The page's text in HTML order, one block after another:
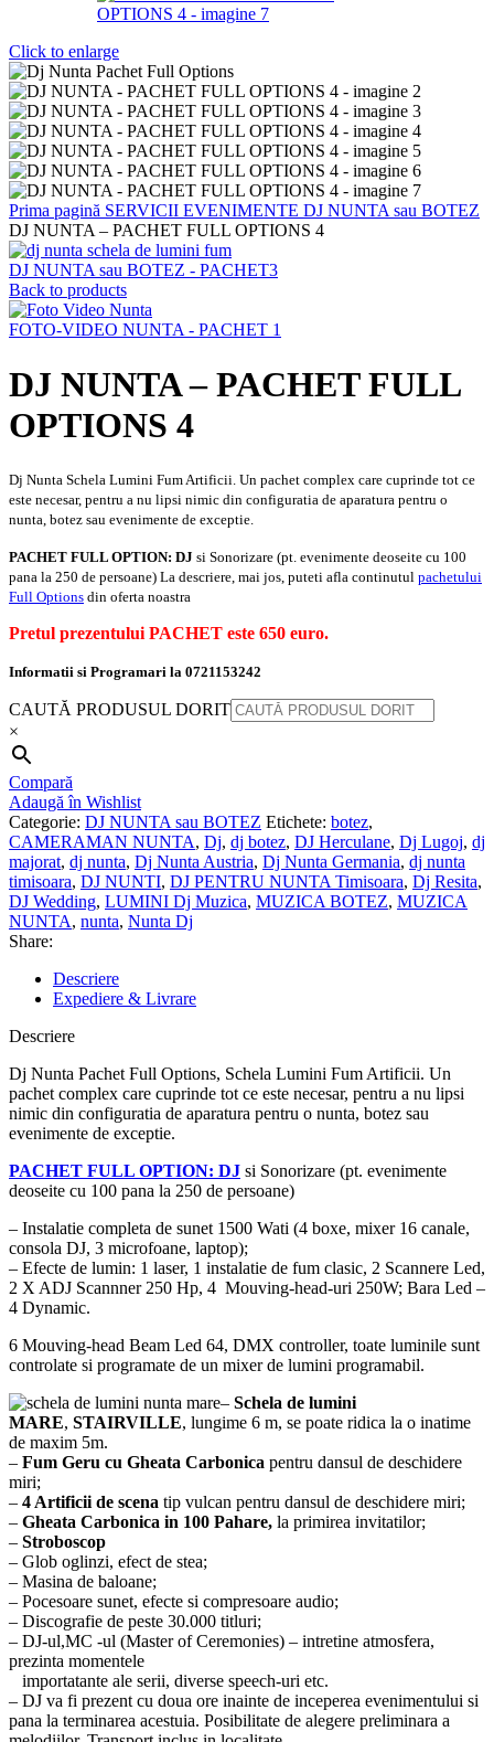
Click to enlarge
Prima pagină SERVICII EVENIMENTE DJ NUNTA sau BOTEZ
DJ NUNTA – PACHET FULL OPTIONS 4
DJ NUNTA sau BOTEZ - PACHET3
Back to products
FOTO-VIDEO NUNTA - PACHET 1
DJ NUNTA – PACHET FULL
OPTIONS 4
Dj Nunta Schela Lumini Fum Artificii. Un pachet complex care cuprinde tot ce
este necesar, pentru a nu lipsi nimic din configuratia de aparatura pentru o
nunta, botez sau evenimente de exceptie.
PACHET FULL OPTION: DJ si Sonorizare (pt. evenimente deoseite cu 100
pana la 250 de persoane) La descriere, mai jos, puteti afla continutul pachetului
Full Options din oferta noastra
Pretul prezentului PACHET este 650 euro.
Informatii si Programari la 0721153242
CAUTĂ PRODUSUL DORIT
×
Compară
Adaugă în Wishlist
Categorie: DJ NUNTA sau BOTEZ Etichete: botez,
CAMERAMAN NUNTA, Dj, dj botez, DJ Herculane, Dj Lugoj, dj
majorat, dj nunta, Dj Nunta Austria, Dj Nunta Germania, dj nunta
timisoara, DJ NUNTI, DJ PENTRU NUNTA Timisoara, Dj Resita,
DJ Wedding, LUMINI Dj Muzica, MUZICA BOTEZ, MUZICA
NUNTA, nunta, Nunta Dj
Share:
Descriere
Expediere & Livrare
Descriere
Dj Nunta Pachet Full Options, Schela Lumini Fum Artificii. Un
pachet complex care cuprinde tot ce este necesar, pentru a nu lipsi
nimic din configuratia de aparatura pentru o nunta, botez sau
evenimente de exceptie.
PACHET FULL OPTION: DJ si Sonorizare (pt. evenimente
deoseite cu 100 pana la 250 de persoane)
– Instalatie completa de sunet 1500 Wati (4 boxe, mixer 16 canale,
consola DJ, 3 microfoane, laptop);
– Efecte de lumin: 1 laser, 1 instalatie de fum clasic, 2 Scannere Led,
2 X ADJ Scannner 250 Hp, 4 Mouving-head-uri 250W; Bara Led –
4 Dynamic.
6 Mouving-head Beam Led 64, DMX controller, toate luminile sunt
controlate si programate de un mixer de lumini programabil.
– Schela de lumini
MARE, STAIRVILLE, lungime 6 m, se poate ridica la o inatime
de maxim 5m.
– Fum Geru cu Gheata Carbonica pentru dansul de deschidere
miri;
– 4 Artificii de scena tip vulcan pentru dansul de deschidere miri;
– Gheata Carbonica in 100 Pahare, la primirea invitatilor;
– Stroboscop
– Glob oglinzi, efect de stea;
– Masina de baloane;
– Pocesoare sunet, efecte si compresoare audio;
– Discografie de peste 30.000 titluri;
– DJ-ul,MC -ul (Master of Ceremonies) – intretine atmosfera,
prezinta momentele
importatante ale serii, diverse speech-uri etc.
– DJ va fi prezent cu doua ore inainte de inceperea evenimentului si
pana la terminarea acestuia. Posibilitate de alegere preliminara a